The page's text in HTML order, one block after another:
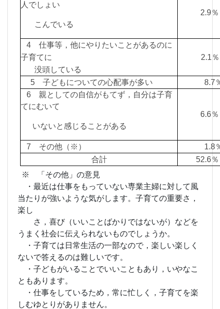
人でしょい
こんでいる
2.9
4 仕事等，他にやりたいことがあるのに
子育てに
没頭している
2.1％
5 子どもについての心配事が多い
8.7
6 親としての自信がもてず，自分は子育
てにむいて
いないと感じることがある
6.6
7 その他（※）
1.8
合計
52.6
※ 「その他」の意見
・最近は仕事をもっていない専業主婦に対して風
当たりが強いような気がします。子育ての重要さ，
楽し
さ，喜び（いいことばかりではないが）などを
うまく社会に伝えられないものでしょうか。
・子育ては日常生活の一部なので，楽しい楽しく
ないで答えるのは難しいです。
・子どもがいることでいいこともあり，いやなこ
ともあります。
・仕事をしているため，常に忙しく，子育てを楽
しむゆとりがありません。